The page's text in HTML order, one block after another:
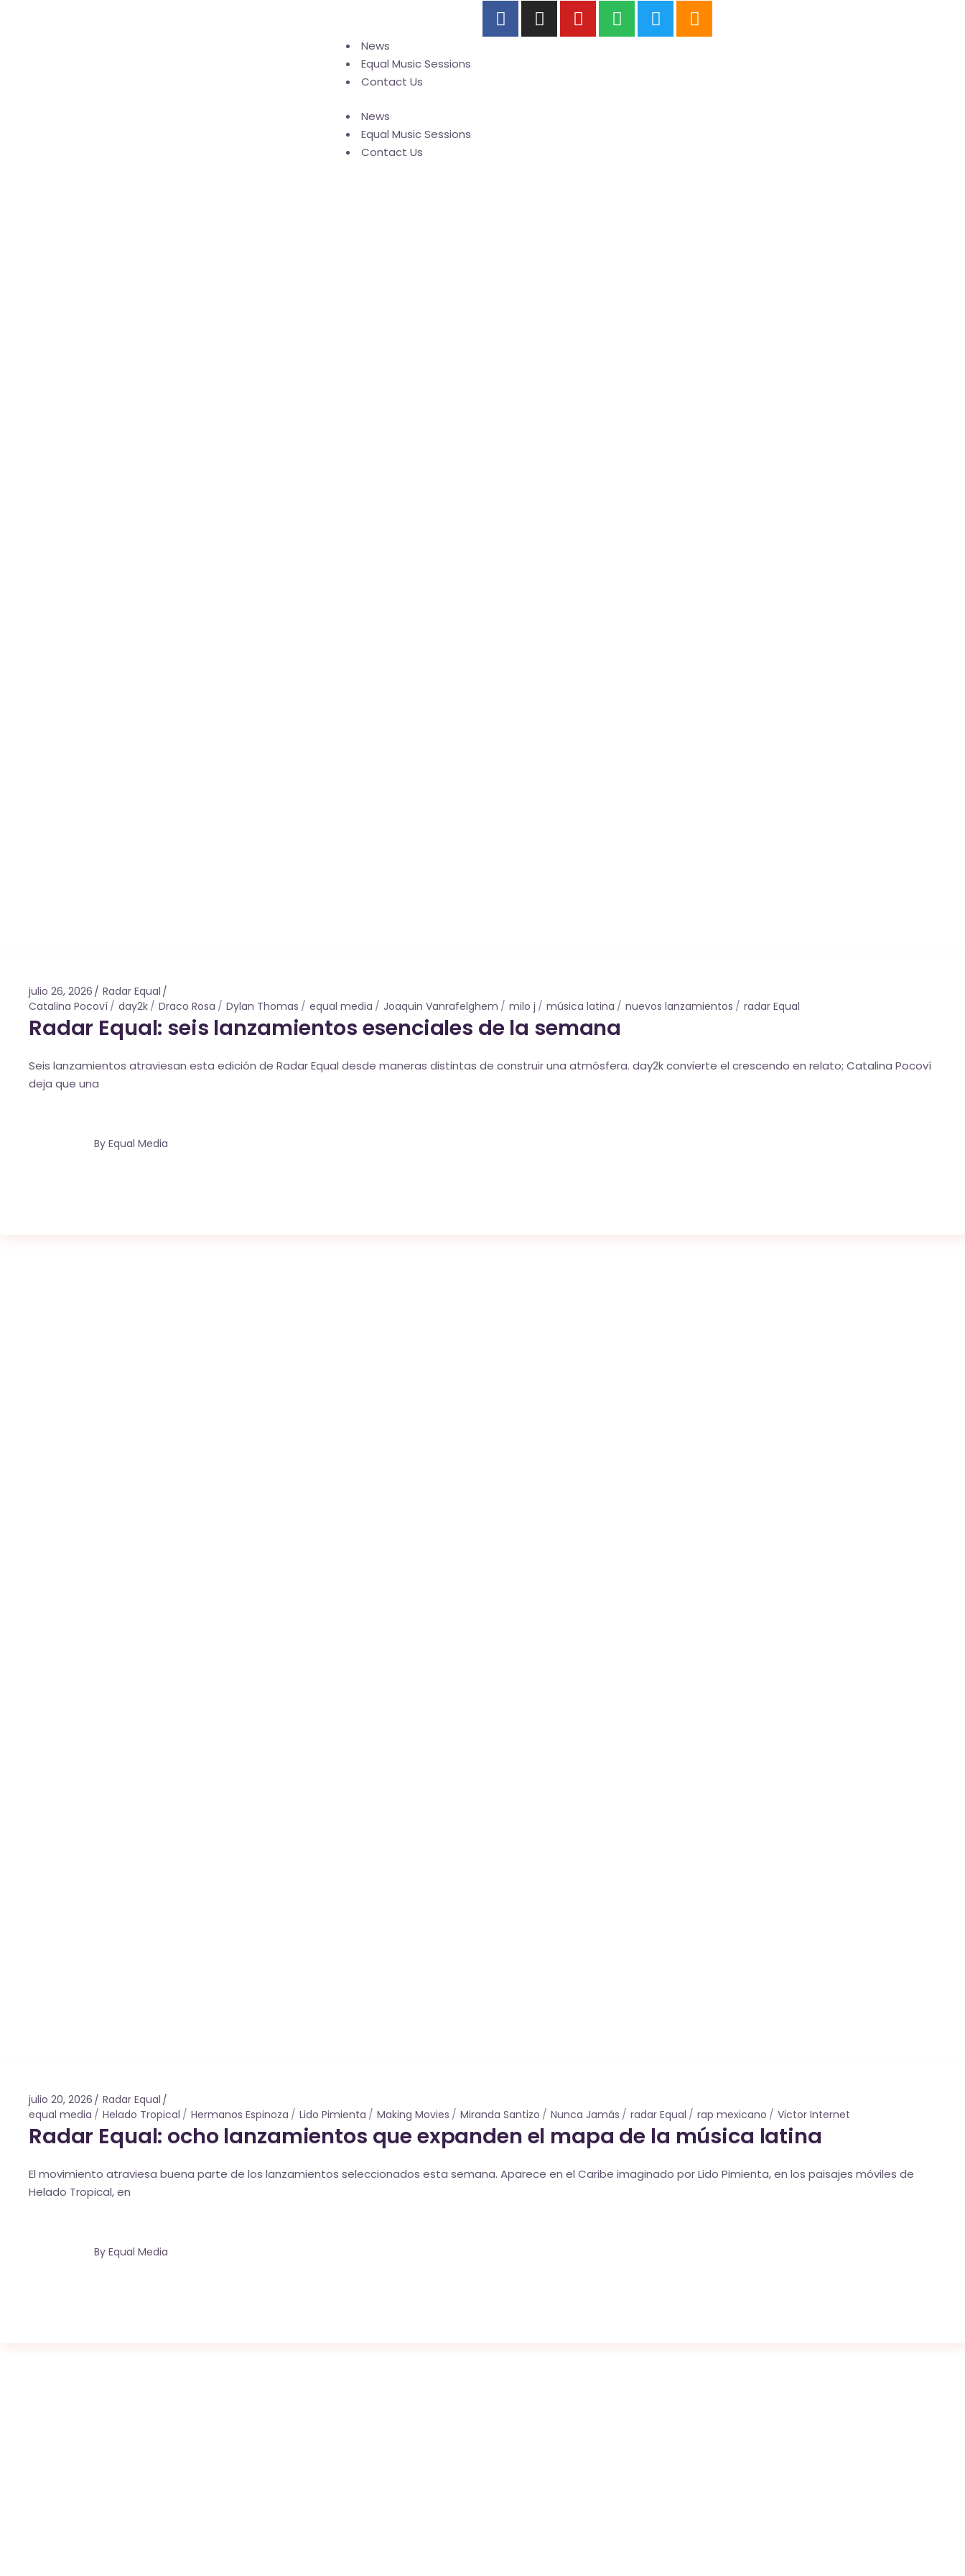
News
Equal Music Sessions
Contact Us
News
Equal Music Sessions
Contact Us
julio 26, 2026
Radar Equal
Catalina Pocoví
day2k Draco Rosa Dylan Thomas equal media Joaquin Vanrafelghem milo j música latina nuevos lanzamientos radar Equal
Radar Equal: seis lanzamientos esenciales de la semana
Seis lanzamientos atraviesan esta edición de Radar Equal desde maneras distintas de construir una atmósfera. day2k convierte el crescendo en relato; Catalina Pocoví
deja que una
By Equal Media
julio 20, 2026
Radar Equal
equal media
Helado Tropical Hermanos Espinoza Lido Pimienta Making Movies Miranda Santizo Nunca Jamás radar Equal rap mexicano Victor Internet
Radar Equal: ocho lanzamientos que expanden el mapa de la música latina
El movimiento atraviesa buena parte de los lanzamientos seleccionados esta semana. Aparece en el Caribe imaginado por Lido Pimienta, en los paisajes móviles de
Helado Tropical, en
By Equal Media